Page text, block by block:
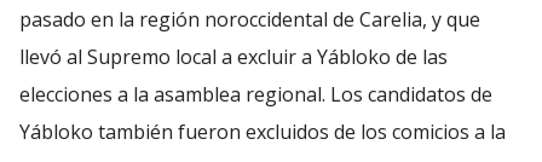
pasado en la región noroccidental de Carelia, y que
llevó al Supremo local a excluir a Yábloko de las
elecciones a la asamblea regional. Los candidatos de
Yábloko también fueron excluidos de los comicios a la